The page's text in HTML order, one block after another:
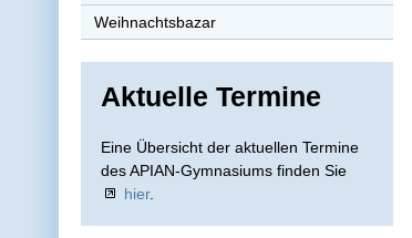
Weihnachtsbazar
Aktuelle Termine
Eine Übersicht der aktuellen Termine
des APIAN-Gymnasiums finden Sie
hier.